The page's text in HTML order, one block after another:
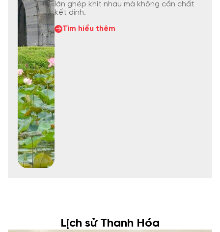
lớn ghép khít nhau mà không cần chất
kết dính.
Tìm hiểu thêm
Lịch sử Thanh Hóa